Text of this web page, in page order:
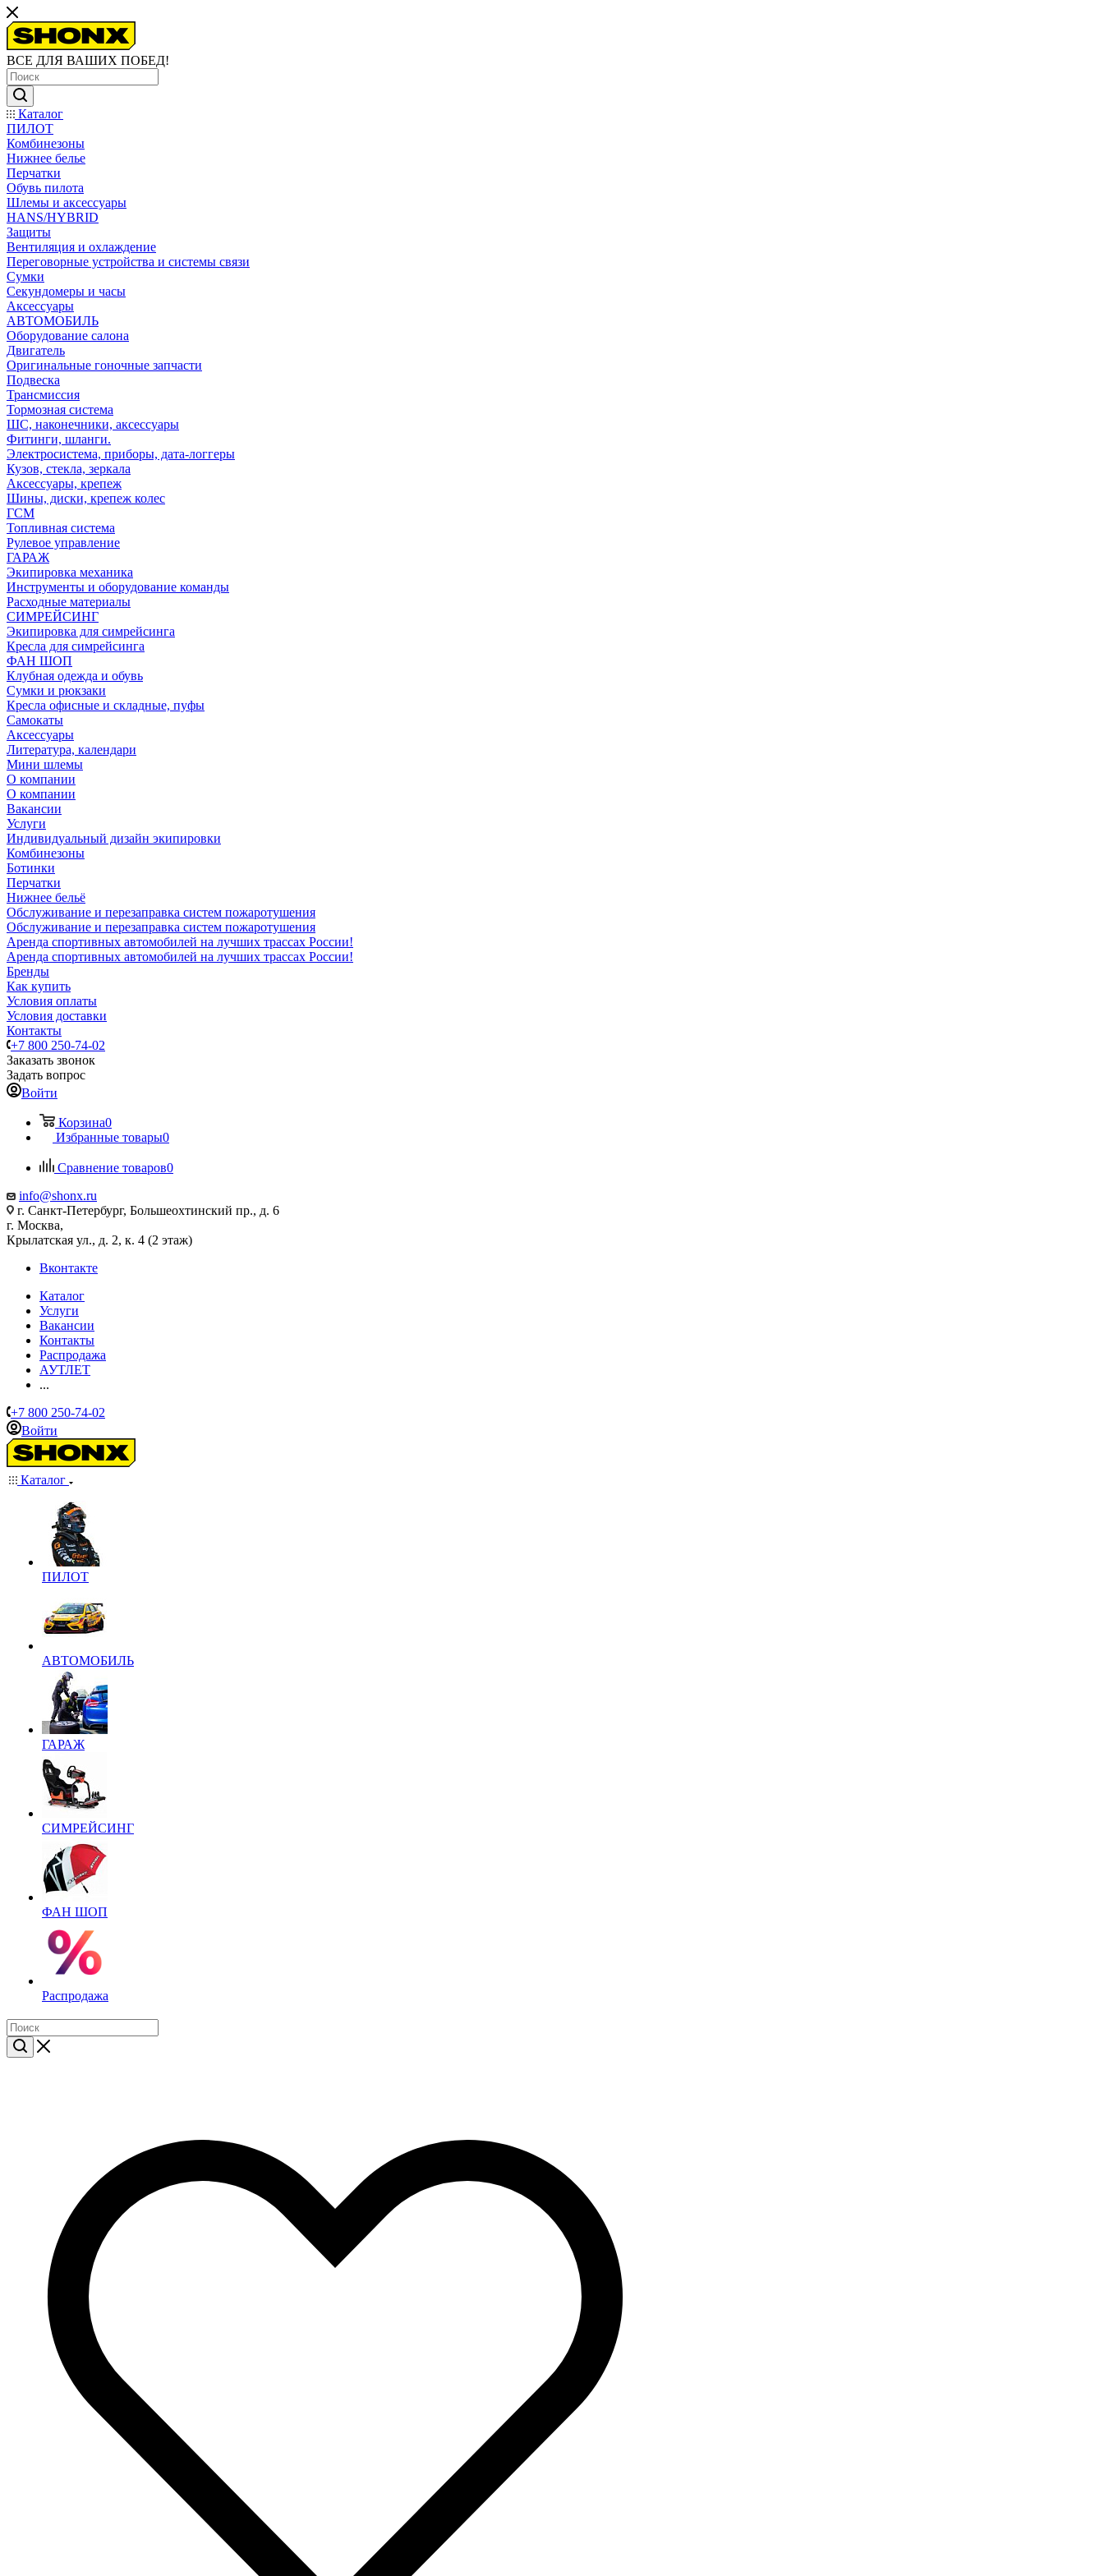
ВСЕ ДЛЯ ВАШИХ ПОБЕД!
Каталог
ПИЛОТ
Комбинезоны
Нижнее белье
Перчатки
Обувь пилота
Шлемы и аксессуары
HANS/HYBRID
Защиты
Вентиляция и охлаждение
Переговорные устройства и системы связи
Сумки
Секундомеры и часы
Аксессуары
АВТОМОБИЛЬ
Оборудование салона
Двигатель
Оригинальные гоночные запчасти
Подвеска
Трансмиссия
Тормозная система
ШС, наконечники, аксессуары
Фитинги, шланги.
Электросистема, приборы, дата-логгеры
Кузов, стекла, зеркала
Аксессуары, крепеж
Шины, диски, крепеж колес
ГСМ
Топливная система
Рулевое управление
ГАРАЖ
Экипировка механика
Инструменты и оборудование команды
Расходные материалы
СИМРЕЙСИНГ
Экипировка для симрейсинга
Кресла для симрейсинга
ФАН ШОП
Клубная одежда и обувь
Сумки и рюкзаки
Кресла офисные и складные, пуфы
Самокаты
Аксессуары
Литература, календари
Мини шлемы
О компании
О компании
Вакансии
Услуги
Индивидуальный дизайн экипировки
Комбинезоны
Ботинки
Перчатки
Нижнее бельё
Обслуживание и перезаправка систем пожаротушения
Обслуживание и перезаправка систем пожаротушения
Аренда спортивных автомобилей на лучших трассах России!
Аренда спортивных автомобилей на лучших трассах России!
Бренды
Как купить
Условия оплаты
Условия доставки
Контакты
+7 800 250-74-02
Заказать звонок
Задать вопрос
Войти
Корзина0
Избранные товары0
Сравнение товаров0
info@shonx.ru
г. Санкт-Петербург, Большеохтинский пр., д. 6
г. Москва,
Крылатская ул., д. 2, к. 4 (2 этаж)
Вконтакте
Каталог
Услуги
Вакансии
Контакты
Распродажа
АУТЛЕТ
...
+7 800 250-74-02
Войти
Каталог
ПИЛОТ
АВТОМОБИЛЬ
ГАРАЖ
СИМРЕЙСИНГ
ФАН ШОП
Распродажа